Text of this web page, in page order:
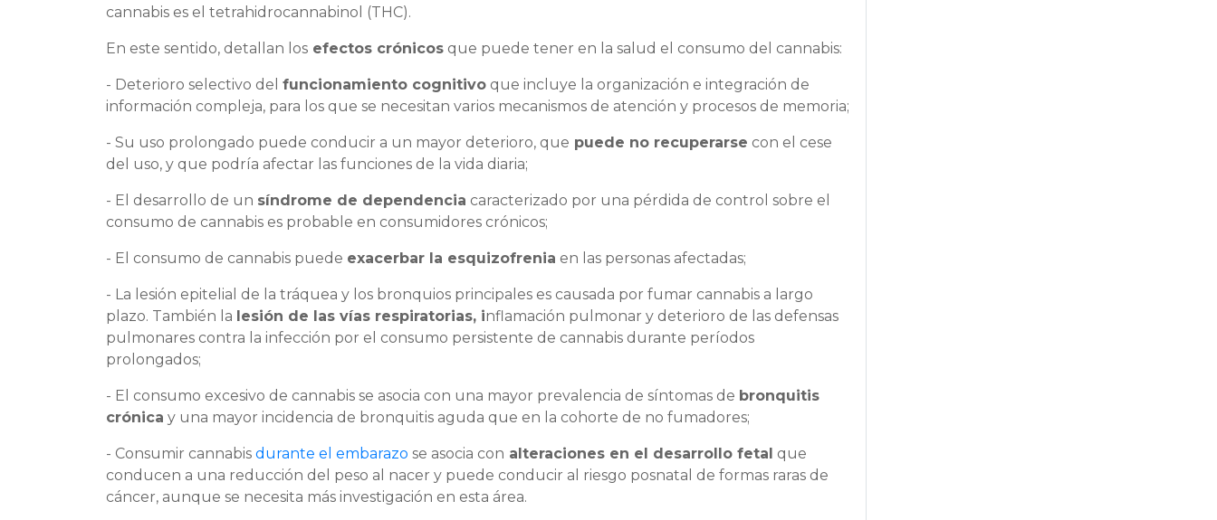
cannabis es el tetrahidrocannabinol (THC).
En este sentido, detallan los efectos crónicos que puede tener en la salud el consumo del cannabis:
- Deterioro selectivo del funcionamiento cognitivo que incluye la organización e integración de
información compleja, para los que se necesitan varios mecanismos de atención y procesos de memoria;
- Su uso prolongado puede conducir a un mayor deterioro, que puede no recuperarse con el cese
del uso, y que podría afectar las funciones de la vida diaria;
- El desarrollo de un síndrome de dependencia caracterizado por una pérdida de control sobre el
consumo de cannabis es probable en consumidores crónicos;
- El consumo de cannabis puede exacerbar la esquizofrenia en las personas afectadas;
- La lesión epitelial de la tráquea y los bronquios principales es causada por fumar cannabis a largo
plazo. También la lesión de las vías respiratorias, inflamación pulmonar y deterioro de las defensas
pulmonares contra la infección por el consumo persistente de cannabis durante períodos
prolongados;
- El consumo excesivo de cannabis se asocia con una mayor prevalencia de síntomas de bronquitis
crónica y una mayor incidencia de bronquitis aguda que en la cohorte de no fumadores;
- Consumir cannabis durante el embarazo se asocia con alteraciones en el desarrollo fetal que
conducen a una reducción del peso al nacer y puede conducir al riesgo posnatal de formas raras de
cáncer, aunque se necesita más investigación en esta área.